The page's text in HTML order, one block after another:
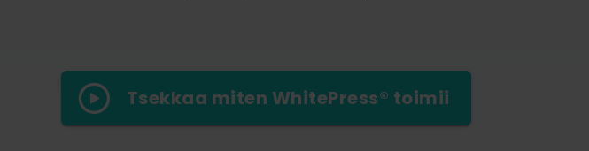
Tsekkaa miten WhitePress® toimii